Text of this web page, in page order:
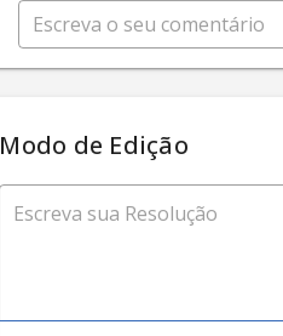
Modo de Edição